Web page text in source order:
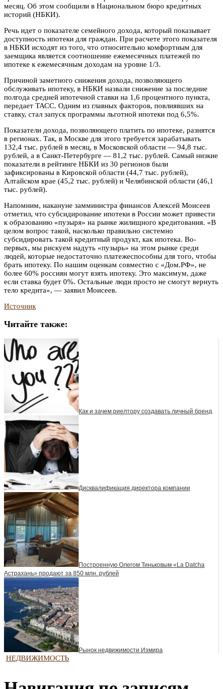
месяц. Об этом сообщили в Национальном бюро кредитных
историй (НБКИ).
Речь идет о показателе семейного дохода, который показывает
доступность ипотеки для граждан. При расчете этого показателя
в НБКИ исходят из того, что относительно комфортным для
заемщика является соотношение ежемесячных платежей по
ипотеке к ежемесячным доходам на уровне 1/3.
Причиной заметного снижения дохода, позволяющего
обслуживать ипотеку, в НБКИ назвали снижение за последние
полгода средней ипотечной ставки на 1,6 процентного пункта,
передает ТАСС. Одним из главных факторов, повлиявших на
ставку, стал запуск программы льготной ипотеки под 6,5%.
Показатели дохода, позволяющего платить по ипотеке, разнятся
в регионах. Так, в Москве для этого требуется зарабатывать
132,4 тыс. рублей в месяц, в Московской области — 94,8 тыс.
рублей, а в Санкт-Петербурге — 81,2 тыс. рублей. Самый низкие
показатели в рейтинге НБКИ из 30 регионов были
зафиксированы в Кировской области (44,7 тыс. рублей),
Алтайском крае (45,2 тыс. рублей) и Челябинской области (46,1
тыс. рублей).
Напомним, накануне замминистра финансов Алексей Моисеев
отметил, что субсидирование ипотеки в России может привести
к образованию «пузыря» на рынке жилищного кредитования. «В
целом вопрос такой, насколько правильно системно
субсидировать такой кредитный продукт, как ипотека. Во-
первых, мы рискуем надуть «пузырь» на этом рынке среди
людей, которые недостаточно платежеспособны для того, чтобы
брать ипотеку. По нашим оценкам совместно с «Дом.РФ», не
более 60% россиян могут взять ипотеку. Это максимум, даже
если ставка будет 0%. Остальные люди просто не смогут вернуть
тело кредита», — заявил Моисеев.
Источник
Читайте также:
Как и зачем риелтору создавать личный бренд
Дисквалификация директора компании
Построенную Олегом Тиньковым «La Datcha
Астрахань» продают за 850 млн. рублей
Рынок недвижимости Измира
НЕДВИЖИМОСТЬ